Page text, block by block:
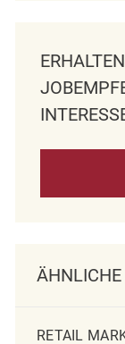
RETAIL